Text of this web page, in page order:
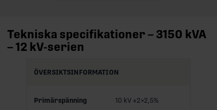
Tekniska specifikationer – 3150 kVA
– 12 kV-serien
ÖVERSIKTSINFORMATION
Primärspänning 10 kV ±2×2,5%